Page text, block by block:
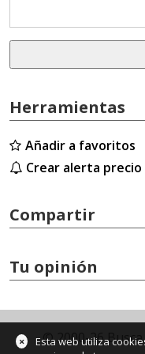
Herramientas
Añadir a favoritos
Crear alerta precio
Compartir
Tu opinión
© 2000-26
×
Esta web utiliza